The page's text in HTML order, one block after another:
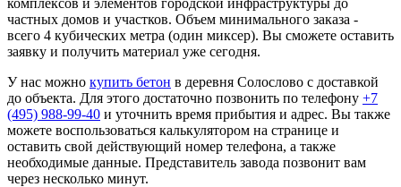
частных домов и участков. Объем минимального заказа -
всего 4 кубических метра (один миксер). Вы сможете оставить
заявку и получить материал уже сегодня.
У нас можно купить бетон в деревня Солослово с доставкой
до объекта. Для этого достаточно позвонить по телефону +7
(495) 988-99-40 и уточнить время прибытия и адрес. Вы также
можете воспользоваться калькулятором на странице и
оставить свой действующий номер телефона, а также
необходимые данные. Представитель завода позвонит вам
через несколько минут.